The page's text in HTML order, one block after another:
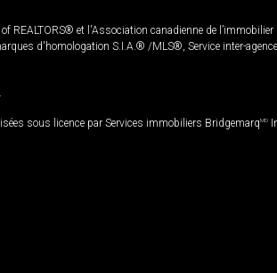
REALTORS® et l'Association canadienne de
d'homologation S.I.A.® /MLS®, Service inter-
sous licence par Services immobiliers BridgemarqMD